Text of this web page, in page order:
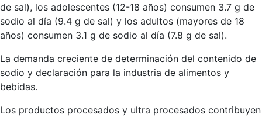
de sal), los adolescentes (12-18 años) consumen 3.7 g de
sodio al día (9.4 g de sal) y los adultos (mayores de 18
años) consumen 3.1 g de sodio al día (7.8 g de sal).
La demanda creciente de determinación del contenido de
sodio y declaración para la industria de alimentos y
bebidas.
Los productos procesados y ultra procesados contribuyen